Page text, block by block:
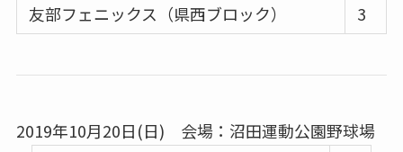
友部フェニックス（県西ブロック） 3
2019年10月20日(日) 会場：沼田運動公園野球場